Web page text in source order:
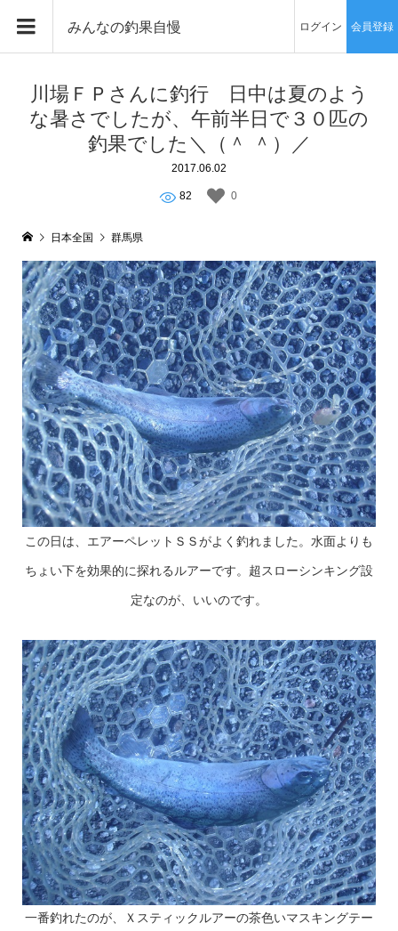
みんなの釣果自慢 ログイン 会員登録
川場ＦＰさんに釣行 日中は夏のよう
な暑さでしたが、午前半日で３０匹の
釣果でした＼（＾ ＾）／
2017.06.02
82 0
日本全国 群馬県
この日は、エアーペレットＳＳがよく釣れました。水面よりも
ちょい下を効果的に探れるルアーです。超スローシンキング設
定なのが、いいのです。
一番釣れたのが、Ｘスティックルアーの茶色いマスキングテー